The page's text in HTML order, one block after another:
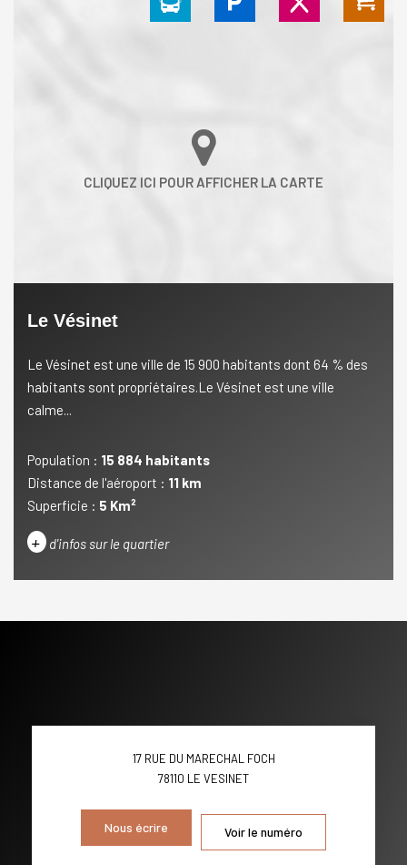
Le Vésinet
Le Vésinet est une ville de 15 900 habitants dont 64 % des
habitants sont propriétaires.Le Vésinet est une ville
calme...
Population : 15 884 habitants
Distance de l'aéroport : 11 km
Superficie : 5 Km²
+ d'infos sur le quartier
VOITURE
RÉSULTATS DES LYCÉES ECOLES ET CRÈCHES
17 RUE DU MARECHAL FOCH
78110 LE VESINET
Nous écrire Voir le numéro